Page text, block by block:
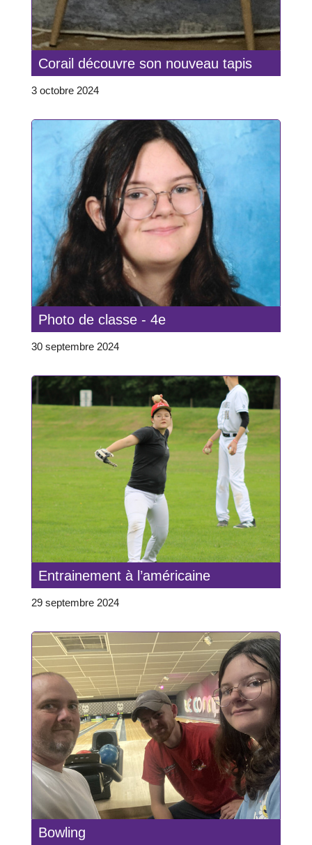
Corail découvre son nouveau tapis
3 octobre 2024
Photo de classe - 4e
30 septembre 2024
Entrainement à l’américaine
29 septembre 2024
Bowling